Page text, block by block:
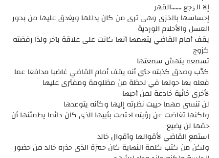
إلا الۏجع .......القهر
إحساسها بالخزى وهى ترى من كان يدللها ويغدق عليها من بحور
العسل والأحلام الوردية
يقف أمام القاضي يتهمها أنها كانت على علاقة بآخر ولذا رفضته
كزوج
تسمعه ينهش سمعتها
كڈب وصدق كذبته حتى أنه يقف أمام القاضي غاضبا مدافعا عما
فعله بها حولها في لحظة من مظلومة ومفترى عليها
لأخرى خائڼة خادعة لمن أحبها
لن تنسى مهما حييت نظرته إليها وكأنه يتوعدها
ولكنها تغاضت عن رؤيته احتمت بأبيها الذى كان دائما يطمئنها أن
حقها لن يضيع
استمع القاضي لأقوالها وأقوال خالد
ولكن من كتب كلمة النهاية كان حمزة الذى حذره خالد من حضور